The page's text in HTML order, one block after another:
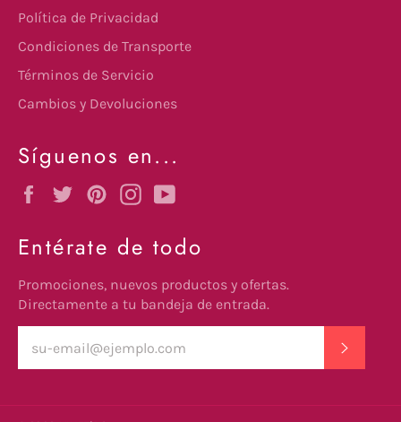
Política de Privacidad
Condiciones de Transporte
Términos de Servicio
Cambios y Devoluciones
Síguenos en...
FacebookTwitterPinterestInstagram
Entérate de todo
Promociones, nuevos productos y ofertas.
Directamente a tu bandeja de entrada.